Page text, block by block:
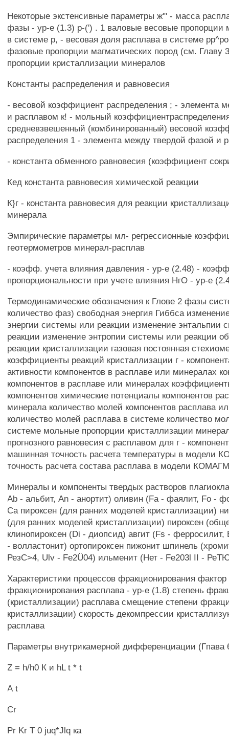
Некоторые экстенсивные параметры ж'" - масса
фазы - ур-е (1.3) р-(') . 1 валовые весовые пропорции
в системе р, - весовая доля расплава в системе
фазовые пропорции магматических пород (см. Главу
пропорции кристаллизации минералов
Константы распределения и равновесия
- весовой коэффициент распределения ; - элемента
и расплавом к! - мольный
средневзвешенный (комбинированный) весовой
распределения 1 - элемента между твердой фазой и
- константа обменного равновесия (коэффициент
Кед константа равновесия химической реакции
К}г - константа равновесия для реакции
минерала
Эмпирические параметры мл- регрессионные
геотермометров минерал-расплав
- коэфф. учета влияния давления - ур-е (2.48) -
пропорциональности при учете влияния НгО - ур-е
Термодинамические обозначения к Глове 2 фазы
количество фаз) свободная энергия Гиббса
энергии системы или реакции изменение энтальпии
реакции изменение энтропии системы или реакции
реакции кристаллизации газовая постоянная
коэффициенты реакций кристаллизации г -
активности компонентов в расплаве или минералах
компонентов в расплаве или минералах
компонентов химические потенциалы компонентов
минерала количество молей компонентов расплава
количество молей расплава в системе количество
системе мольные пропорции кристаллизации
прогнозного равновесия с расплавом для г -
машинная точность расчета температуры в модели
точность расчета состава расплава в модели
Минералы и компоненты твердых растворов
Ab - альбит, An - анортит) оливин (Fa - фаялит, Fo -
Са пироксен (для ранних моделей кристаллизации)
(для ранних моделей кристаллизации) пироксен
клинопироксен (Di - диопсид) авгит (Fs - ферросилит,
- волластонит) ортопироксен пижонит шпинель
РезС>4, Ulv - Fe2Ü04) ильменит (Нет - Fe203l II -
Характеристики процессов фракционирования фактор
фракционирования расплава - ур-е (1.8) степень
(кристаллизации) расплава смещение степени
кристаллизации) скорость декомпрессии
расплава
Параметры внутрикамерной дифференциации (Гпава
Z = h/h0 К и hL t * t
А t
Cr
Pr Kr T 0 juq*Jlq ка